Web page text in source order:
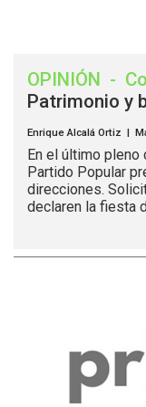
OPINIÓN -
Patrimonio y
Enrique Alcalá Ortiz |
En el último
Partido Popular
direcciones.
declaren la fiesta